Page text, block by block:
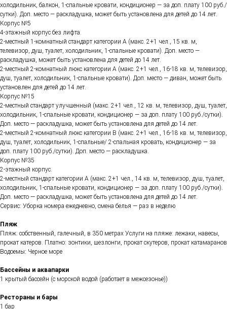
холодильник, балкон, 1-спальные кровати, кондиционер — за доп. плату 100 руб./
сутки). Доп. место — раскладушка, может быть установлена для детей до 14 лет.
Корпус №5
4-этажный корпус без лифта.
2-местный 1-комнатный стандарт категории А (макс. 2+1 чел., 15 кв. м,
телевизор, душ, туалет, холодильник, 1-спальные кровати). Доп. место —
раскладушка, может быть установлена для детей до 14 лет.
2-местный 2-комнатный люкс категории А (макс. 2+1 чел., 16-18 кв. м, телевизор,
душ, туалет, холодильник, 1-спальные кровати). Доп. место — диван, может быть
установлен для детей до 14 лет.
Корпус №15
2-местный стандарт улучшенный (макс. 2+1 чел., 12 кв. м, телевизор, душ, туалет,
холодильник, 1-спальные кровати, кондиционер — за доп. плату 100 руб./сутки).
Доп. место — раскладушка, может быть установлена для детей до 14 лет.
2-местный 2-комнатный люкс категории В (макс. 2+1 чел., 16-18 кв. м, телевизор,
душ, туалет, холодильник, 1-спальные/ 2-спальная кровать, кондиционер — за
доп. плату 100 руб./сутки). Доп. место — раскладушка.
Корпус №35
2-этажный корпус.
2-местный стандарт категории А (макс. 2+1 чел., 14 кв. м, телевизор, душ, туалет,
холодильник, 1-спальные кровати, кондиционер — за доп. плату 100 руб./сутки).
Доп. место — раскладушка, может быть установлена для детей до 14 лет.
Сервис: Уборка номера ежедневно, смена белья — раз в неделю
Пляж
Пляж: собственный, галечный, в 350 метрах Услуги на пляже: лежаки, навесы,
прокат катеров. Платно: зонтики, шезлонги, прокат скутеров, прокат катамаранов
Водоемы: Черное море
Бассейны и аквапарки
1 крытый бассейн (с морской водой (работает в межсезонье))
Рестораны и бары
1 бар